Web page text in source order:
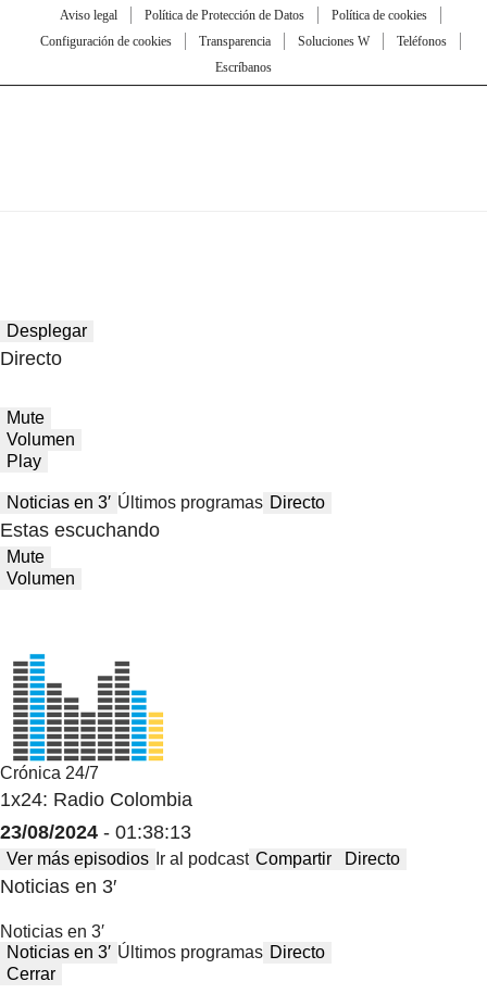
Aviso legal Política de Protección de Datos
Política de cookies
Configuración de cookies
Transparencia Soluciones W
Teléfonos
Escríbanos
Desplegar
Directo
Mute
Volumen
Play
Noticias en 3′ Últimos programas Directo
Estas escuchando
Mute
Volumen
Crónica 24/7
1x24: Radio Colombia
23/08/2024 - 01:38:13
Ver más episodios Ir al podcast Compartir Directo
Noticias en 3′
Noticias en 3′
Noticias en 3′ Últimos programas Directo
Cerrar